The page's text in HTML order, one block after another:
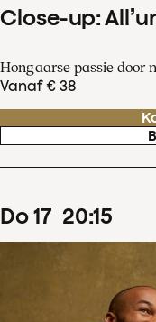
Close-up:
Hongaarse passie door
Vanaf € 38
do17 20:15